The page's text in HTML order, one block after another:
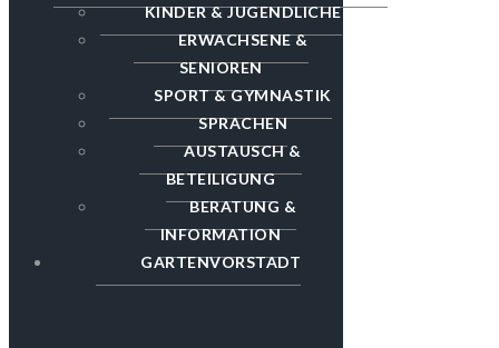
KINDER & JUGENDLICHE
ERWACHSENE &
SENIOREN
SPORT & GYMNASTIK
SPRACHEN
AUSTAUSCH &
BETEILIGUNG
BERATUNG &
INFORMATION
GARTENVORSTADT